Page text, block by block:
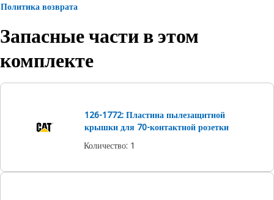
Политика возврата
Запасные части в этом
комплекте
126-1772: Пластина пылезащитной
крышки для 70-контактной розетки
Количество: 1